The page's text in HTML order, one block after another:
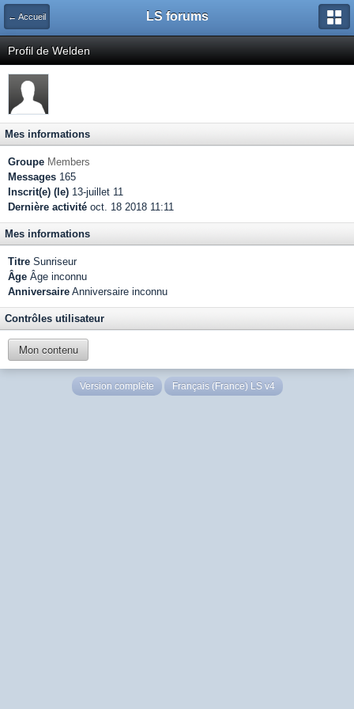
← Accueil LS forums
Profil de Welden
Mes informations
Groupe Members
Messages 165
Inscrit(e) (le) 13-juillet 11
Dernière activité oct. 18 2018 11:11
Mes informations
Titre Sunriseur
Âge Âge inconnu
Anniversaire Anniversaire inconnu
Contrôles utilisateur
Mon contenu
Version complète Français (France) LS v4